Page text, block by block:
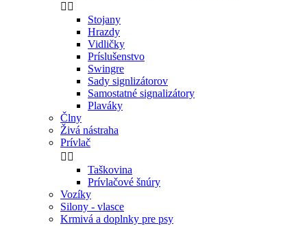
 
Stojany
Hrazdy
Vidličky
Príslušenstvo
Swingre
Sady signlizátorov
Samostatné signalizátory
Plaváky
Člny
Živá nástraha
Prívlač
 
Taškovina
Prívlačové šnúry
Vozíky
Silony - vlasce
Krmivá a doplnky pre psy